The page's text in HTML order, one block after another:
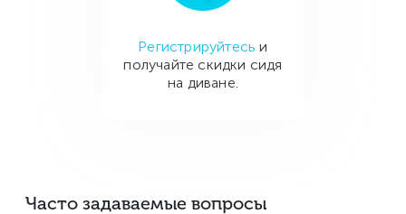
Регистрируйтесь и
получайте скидки сидя
на диване.
Часто задаваемые вопросы